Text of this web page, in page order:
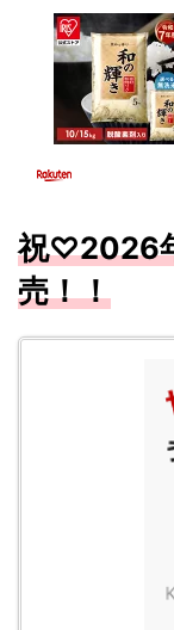
祝♡2026
売！！